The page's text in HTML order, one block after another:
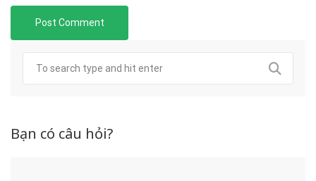
Bạn có câu hỏi?